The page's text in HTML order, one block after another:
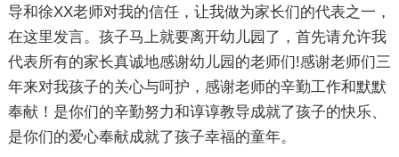
导和徐XX老师对我的信任，让我做为家长们的代表之一，
在这里发言。孩子马上就要离开幼儿园了，首先请允许我
代表所有的家长真诚地感谢幼儿园的老师们!感谢老师们三
年来对我孩子的关心与呵护，感谢老师的辛勤工作和默默
奉献！是你们的辛勤努力和谆谆教导成就了孩子的快乐、
是你们的爱心奉献成就了孩子幸福的童年。